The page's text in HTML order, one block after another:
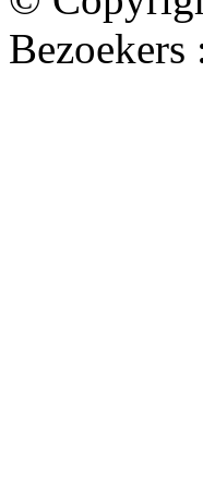
Bezoekers